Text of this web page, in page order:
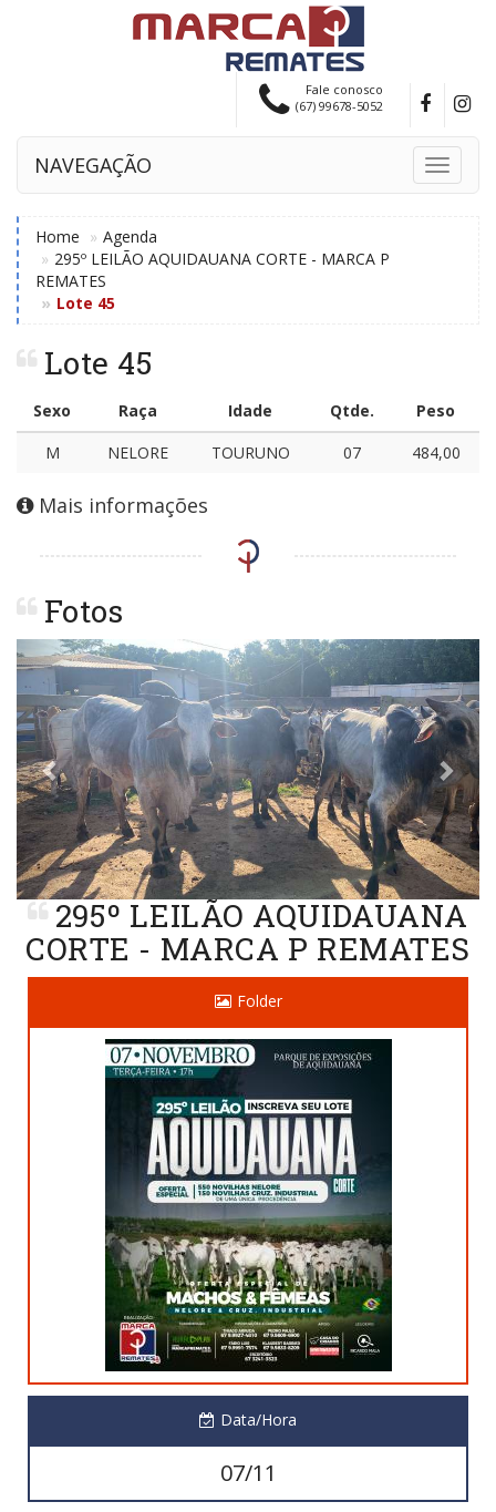
Fale conosco
(67) 99678-5052
Toggle
NAVEGAÇÃO
Home
Agenda
295º LEILÃO AQUIDAUANA CORTE - MARCA P
REMATES
Lote 45
Lote 45
Sexo Raça Idade Qtde.
Peso
M
NELORE TOURUNO 07 484,00
Mais informações
Fotos
Previous Next
295º LEILÃO AQUIDAUANA
CORTE - MARCA P REMATES
Folder
Data/Hora
07/11